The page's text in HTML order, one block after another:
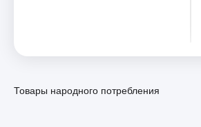
Товары народного потребления